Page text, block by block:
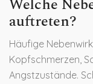
Welche
auftreten?
Häufige
Kopfschmerzen,
Angstzustände.